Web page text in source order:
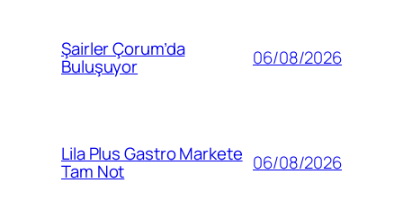
Şairler Çorum’da
Buluşuyor 06/08/2026
Lila Plus Gastro Markete
Tam Not 06/08/2026